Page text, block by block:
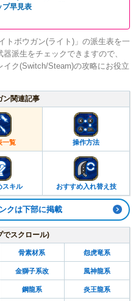
プ早見表
トボウガン(ライト)」の派生表を一
派生をチェックできますので、
ク(Switch/Steam)の攻略にお役立
ン関連記事
一覧 操作方法
スキル おすすめ入れ替え技
クは下部に掲載
でスクロール)
骨素材系 怨虎竜系
金獅子系改 風神龍系
鋼龍系 炎王龍系